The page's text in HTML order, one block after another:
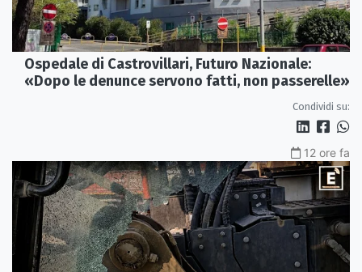
Ospedale di Castrovillari, Futuro Nazionale:
«Dopo le denunce servono fatti, non passerelle»
Condividi su:
12 ore fa